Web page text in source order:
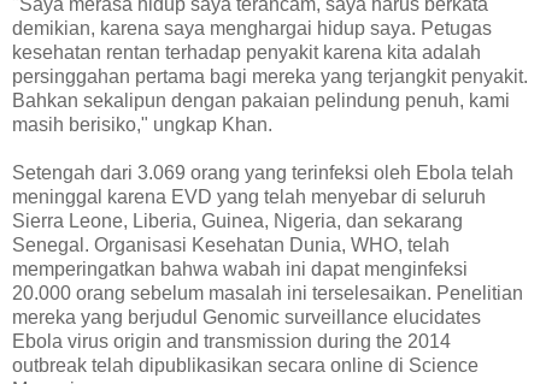
"Saya merasa hidup saya terancam, saya harus berkata
demikian, karena saya menghargai hidup saya. Petugas
kesehatan rentan terhadap penyakit karena kita adalah
persinggahan pertama bagi mereka yang terjangkit penyakit.
Bahkan sekalipun dengan pakaian pelindung penuh, kami
masih berisiko," ungkap Khan.
Setengah dari 3.069 orang yang terinfeksi oleh Ebola telah
meninggal karena EVD yang telah menyebar di seluruh
Sierra Leone, Liberia, Guinea, Nigeria, dan sekarang
Senegal. Organisasi Kesehatan Dunia, WHO, telah
memperingatkan bahwa wabah ini dapat menginfeksi
20.000 orang sebelum masalah ini terselesaikan. Penelitian
mereka yang berjudul Genomic surveillance elucidates
Ebola virus origin and transmission during the 2014
outbreak telah dipublikasikan secara online di Science